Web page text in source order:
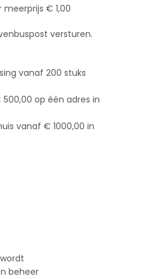
€ 1,00
versturen.
vanaf 200 stuks
op één adres in
vanaf € 1000,00 in
beheer